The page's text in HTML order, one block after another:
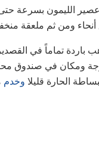
الليمون بسرعة
ومن ثم ملعقة
باردة تماماً في
ومكان في صندوق محكم
الحارة قليلا وخدم